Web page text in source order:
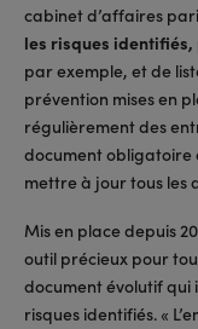
cabinet d’affaires
les risques identifiés,
par exemple, et de
prévention mises en
régulièrement des
document
mettre à jour tous les
Mis en place depuis
outil précieux pour
document évolutif
risques identifiés. «